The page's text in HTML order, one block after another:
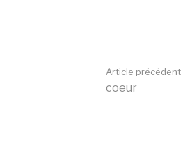
Lire
Article précédent
coeur